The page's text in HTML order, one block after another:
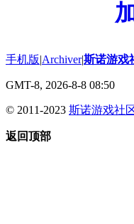
手机版|Archiver|斯诺游戏
GMT-8, 2026-8-8 08:50
© 2011-2023 斯诺游戏社
返回顶部